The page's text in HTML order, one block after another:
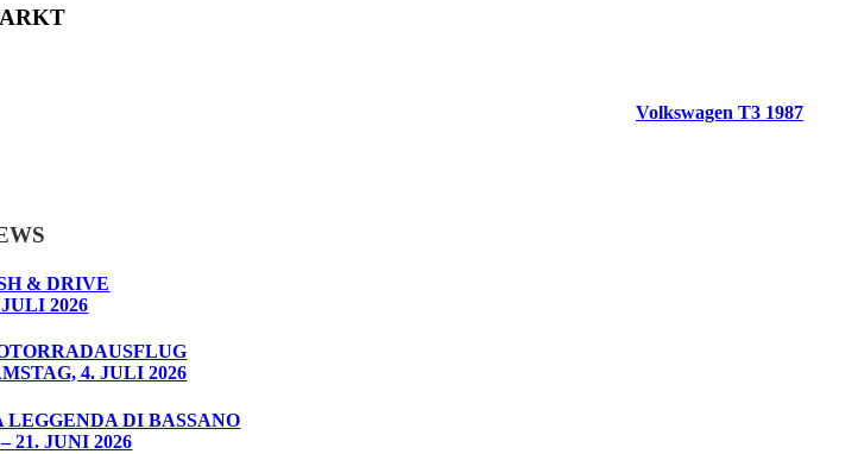
Volkswagen T3 1987
& DRIVE
JULI 2026
4. JULI 2026
LEGGENDA DI BASSANO
21. JUNI 2026